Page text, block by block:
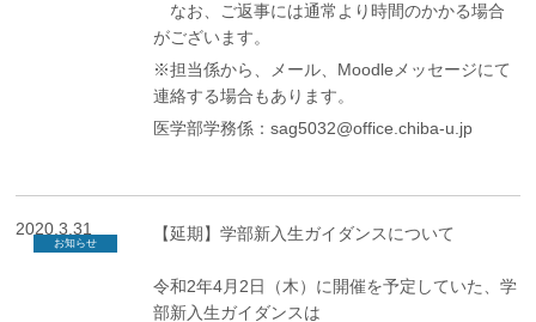
なお、ご返事には通常より時間のかかる場合
がございます。
※担当係から、メール、Moodleメッセージにて
連絡する場合もあります。
医学部学務係：sag5032@office.chiba-u.jp
2020.3.31
お知らせ 【延期】学部新入生ガイダンスについて
令和2年4月2日（木）に開催を予定していた、学
部新入生ガイダンスは